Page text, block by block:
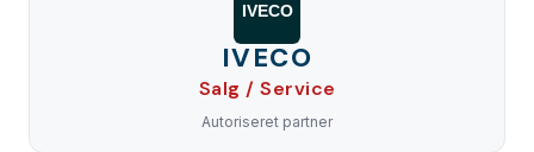
IVECO
IVECO
Salg / Service
Autoriseret partner